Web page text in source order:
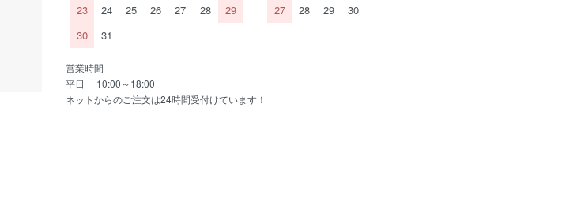
23
24 25 26 27 28
29
30
31
27
28 29 30
営業時間
平日 10:00～18:00
ネットからのご注文は24時間受付けています！